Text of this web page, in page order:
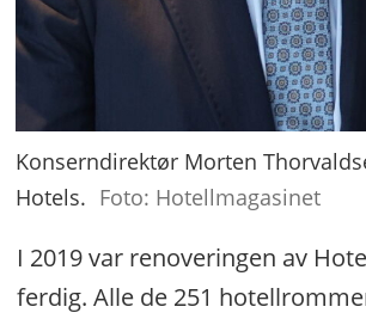
Konserndirektør Morten
Hotels. Foto: Hotellmagasinet
I 2019 var renoveringen av
ferdig. Alle de 251